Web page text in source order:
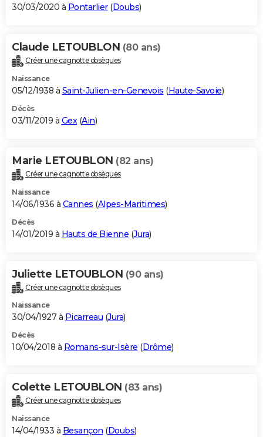
30/03/2020 à Pontarlier(Doubs)
Claude LETOUBLON (80 ans)
Créer une cagnotte obsèques
Naissance
05/12/1938 à Saint-Julien-en-Genevois (Haute-Savoie)
Décès
03/11/2019 à Gex(Ain)
Marie LETOUBLON (82 ans)
Créer une cagnotte obsèques
Naissance
14/06/1936 à Cannes (Alpes-Maritimes)
Décès
14/01/2019 à Hauts de Bienne (Jura)
Juliette LETOUBLON (90 ans)
Créer une cagnotte obsèques
Naissance
30/04/1927 à Picarreau (Jura)
Décès
10/04/2018 à Romans-sur-Isère (Drôme)
Colette LETOUBLON (83 ans)
Créer une cagnotte obsèques
Naissance
14/04/1933 à Besançon (Doubs)